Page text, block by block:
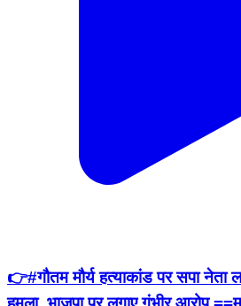
👉#गौतम मौर्य हत्याकांड पर सपा नेता